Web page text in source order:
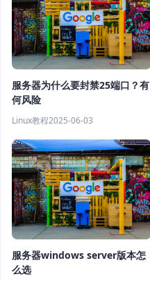
服务器为什么要封禁25端口？有
何风险
Linux教程2025-06-03
服务器windows server版本怎
么选